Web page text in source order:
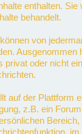
enthalten. Sie
behandelt.
von
Ausgenommen
privat oder nicht
auf der Plattform
z.B. ein
im